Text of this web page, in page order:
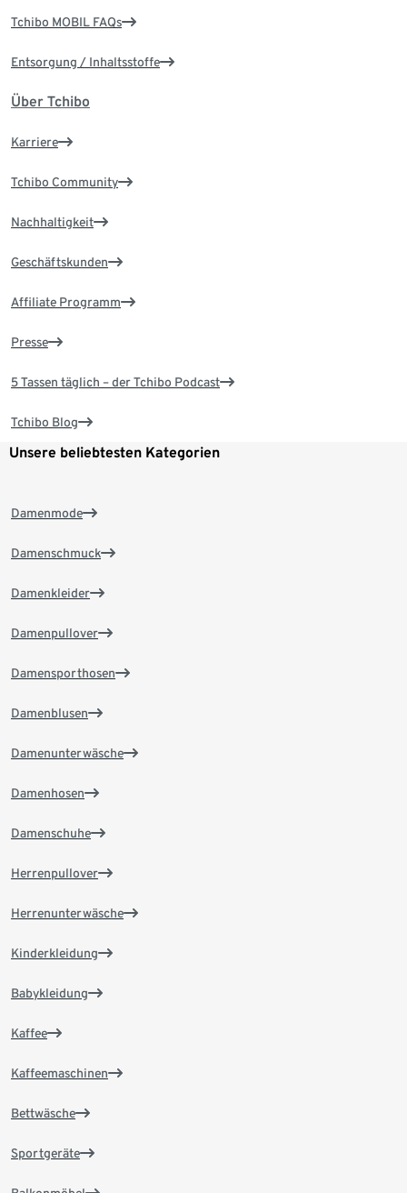
Tchibo MOBIL FAQs
Entsorgung / Inhaltsstoffe
Über Tchibo
Karriere
Tchibo Community
Nachhaltigkeit
Geschäftskunden
Affiliate Programm
Presse
5 Tassen täglich – der Tchibo Podcast
Tchibo Blog
Unsere beliebtesten Kategorien
Damenmode
Damenschmuck
Damenkleider
Damenpullover
Damensporthosen
Damenblusen
Damenunterwäsche
Damenhosen
Damenschuhe
Herrenpullover
Herrenunterwäsche
Kinderkleidung
Babykleidung
Kaffee
Kaffeemaschinen
Bettwäsche
Sportgeräte